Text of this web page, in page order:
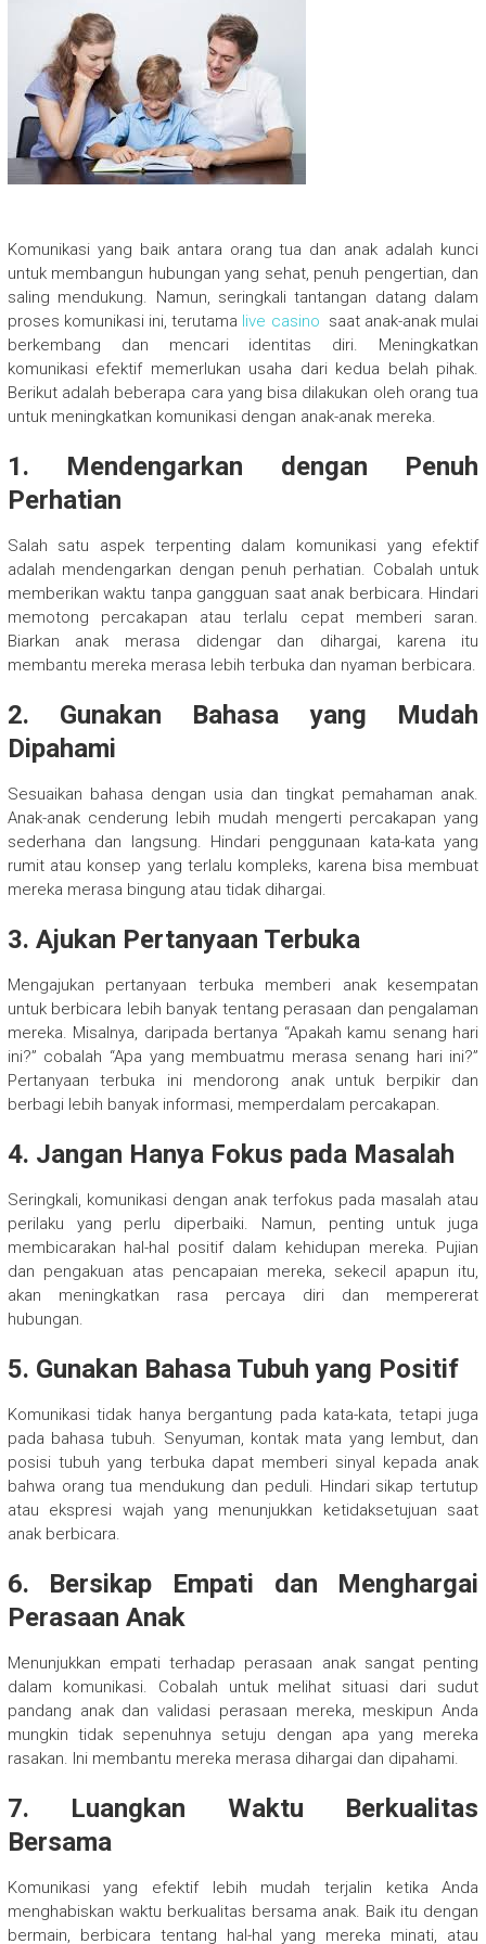
Komunikasi yang baik antara orang tua dan anak adalah kunci
untuk membangun hubungan yang sehat, penuh pengertian, dan
saling mendukung. Namun, seringkali tantangan datang dalam
proses komunikasi ini, terutama live casino saat anak-anak mulai
berkembang dan mencari identitas diri. Meningkatkan
komunikasi efektif memerlukan usaha dari kedua belah pihak.
Berikut adalah beberapa cara yang bisa dilakukan oleh orang tua
untuk meningkatkan komunikasi dengan anak-anak mereka.
1. Mendengarkan dengan Penuh
Perhatian
Salah satu aspek terpenting dalam komunikasi yang efektif
adalah mendengarkan dengan penuh perhatian. Cobalah untuk
memberikan waktu tanpa gangguan saat anak berbicara. Hindari
memotong percakapan atau terlalu cepat memberi saran.
Biarkan anak merasa didengar dan dihargai, karena itu
membantu mereka merasa lebih terbuka dan nyaman berbicara.
2. Gunakan Bahasa yang Mudah
Dipahami
Sesuaikan bahasa dengan usia dan tingkat pemahaman anak.
Anak-anak cenderung lebih mudah mengerti percakapan yang
sederhana dan langsung. Hindari penggunaan kata-kata yang
rumit atau konsep yang terlalu kompleks, karena bisa membuat
mereka merasa bingung atau tidak dihargai.
3. Ajukan Pertanyaan Terbuka
Mengajukan pertanyaan terbuka memberi anak kesempatan
untuk berbicara lebih banyak tentang perasaan dan pengalaman
mereka. Misalnya, daripada bertanya “Apakah kamu senang hari
ini?” cobalah “Apa yang membuatmu merasa senang hari ini?”
Pertanyaan terbuka ini mendorong anak untuk berpikir dan
berbagi lebih banyak informasi, memperdalam percakapan.
4. Jangan Hanya Fokus pada Masalah
Seringkali, komunikasi dengan anak terfokus pada masalah atau
perilaku yang perlu diperbaiki. Namun, penting untuk juga
membicarakan hal-hal positif dalam kehidupan mereka. Pujian
dan pengakuan atas pencapaian mereka, sekecil apapun itu,
akan meningkatkan rasa percaya diri dan mempererat
hubungan.
5. Gunakan Bahasa Tubuh yang Positif
Komunikasi tidak hanya bergantung pada kata-kata, tetapi juga
pada bahasa tubuh. Senyuman, kontak mata yang lembut, dan
posisi tubuh yang terbuka dapat memberi sinyal kepada anak
bahwa orang tua mendukung dan peduli. Hindari sikap tertutup
atau ekspresi wajah yang menunjukkan ketidaksetujuan saat
anak berbicara.
6. Bersikap Empati dan Menghargai
Perasaan Anak
Menunjukkan empati terhadap perasaan anak sangat penting
dalam komunikasi. Cobalah untuk melihat situasi dari sudut
pandang anak dan validasi perasaan mereka, meskipun Anda
mungkin tidak sepenuhnya setuju dengan apa yang mereka
rasakan. Ini membantu mereka merasa dihargai dan dipahami.
7. Luangkan Waktu Berkualitas
Bersama
Komunikasi yang efektif lebih mudah terjalin ketika Anda
menghabiskan waktu berkualitas bersama anak. Baik itu dengan
bermain, berbicara tentang hal-hal yang mereka minati, atau